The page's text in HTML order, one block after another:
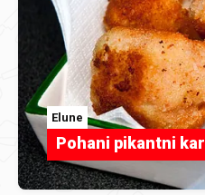
Elune
Pohani pikantni